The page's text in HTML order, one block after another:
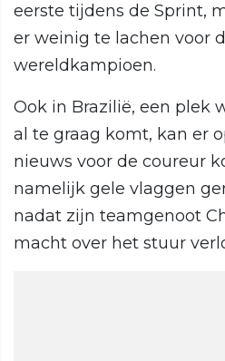
eerste tijdens de Sprint,
er weinig te lachen voor
wereldkampioen.
Ook in Brazilië, een plek
al te graag komt, kan er
nieuws voor de coureur
namelijk gele vlaggen
nadat zijn teamgenoot
macht over het stuur